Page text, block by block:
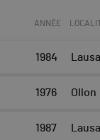
ANNÉE
1984
1976 Ollon
1987